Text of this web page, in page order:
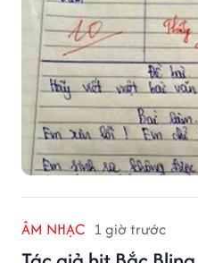
ÂM NHẠC 1 giờ trước